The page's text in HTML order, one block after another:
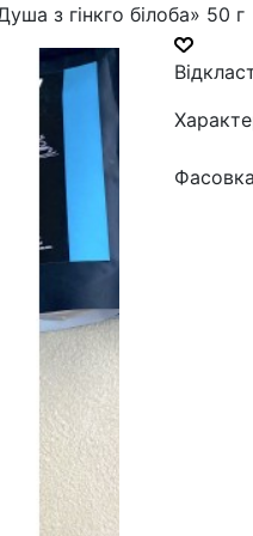
з гінкго білоба» 50 г